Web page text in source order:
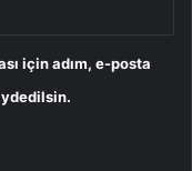
için adım, e-posta